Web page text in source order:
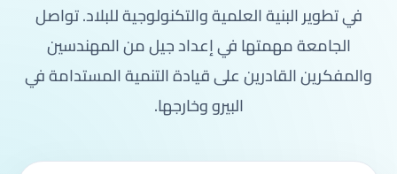
في تطوير البنية العلمية والتكنولوجية للبلاد. تواصل
الجامعة مهمتها في إعداد جيل من المهندسين
والمفكرين القادرين على قيادة التنمية المستدامة في
البيرو وخارجها.